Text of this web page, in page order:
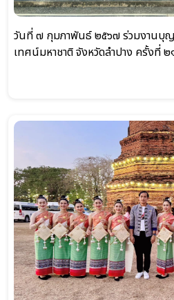
วันที่ ๗ กุมภาพันธ์ ๒๕๖๗ ร่วมงานบุญ
เทศน์มหาชาติ จังหวัดลำปาง ครั้งที่ ๒